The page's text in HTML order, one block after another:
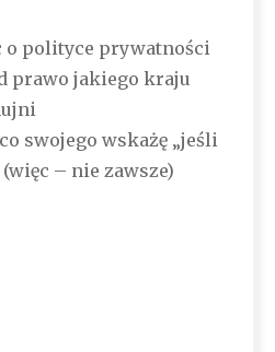
o polityce prywatności
prawo jakiego kraju
swojego wskażę „jeśli
(więc – nie zawsze)